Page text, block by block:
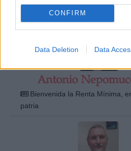
CONFIRM
Data Deletion Data
Cambio climático y ciencia
Antonio
Bienvenida la Renta Mínima,
patria